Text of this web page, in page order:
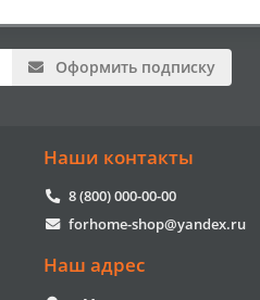
Оформить подписку
Наши контакты
8 (800) 000-00-00
forhome-shop@yandex.ru
Наш адрес